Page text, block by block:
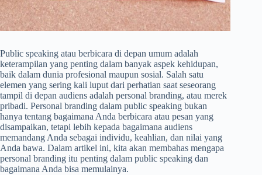
Public speaking atau berbicara di depan umum adalah
keterampilan yang penting dalam banyak aspek kehidupan,
baik dalam dunia profesional maupun sosial. Salah satu
elemen yang sering kali luput dari perhatian saat seseorang
tampil di depan audiens adalah personal branding, atau merek
pribadi. Personal branding dalam public speaking bukan
hanya tentang bagaimana Anda berbicara atau pesan yang
disampaikan, tetapi lebih kepada bagaimana audiens
memandang Anda sebagai individu, keahlian, dan nilai yang
Anda bawa. Dalam artikel ini, kita akan membahas mengapa
personal branding itu penting dalam public speaking dan
bagaimana Anda bisa memulainya.